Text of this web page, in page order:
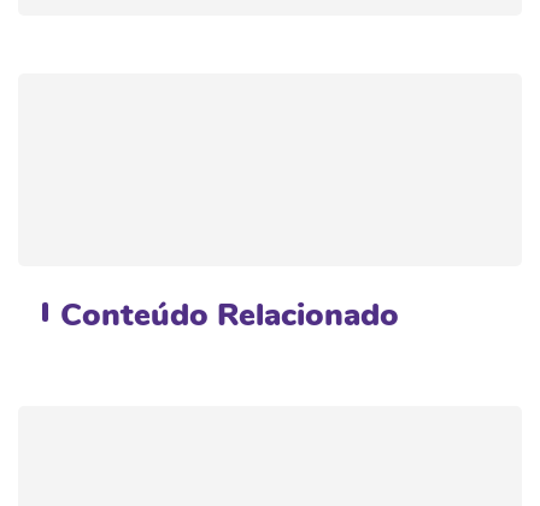
Conteúdo Relacionado